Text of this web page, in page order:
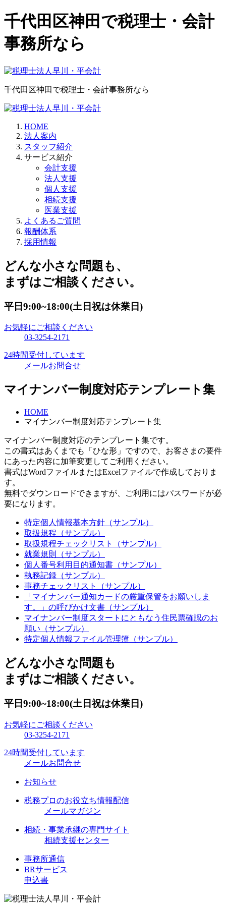
千代田区神田で税理士・会計
事務所なら
千代田区神田で税理士・会計事務所なら
HOME
法人案内
スタッフ紹介
サービス紹介
会計支援
法人支援
個人支援
相続支援
医業支援
よくあるご質問
報酬体系
採用情報
どんな小さな問題も、
まずはご相談ください。
平日9:00~18:00(土日祝は休業日)
お気軽にご相談ください
03-3254-2171
24時間受付しています
メールお問合せ
マイナンバー制度対応テンプレート集
HOME
マイナンバー制度対応テンプレート集
マイナンバー制度対応のテンプレート集です。
この書式はあくまでも「ひな形」ですので、お客さまの要件
にあった内容に加筆変更してご利用ください。
書式はWordファイルまたはExcelファイルで作成しておりま
す。
無料でダウンロードできますが、ご利用にはパスワードが必
要になります。
特定個人情報基本方針（サンプル）
取扱規程（サンプル）
取扱規程チェックリスト（サンプル）
就業規則（サンプル）
個人番号利用目的通知書（サンプル）
執務記録（サンプル）
事務チェックリスト（サンプル）
「マイナンバー通知カードの厳重保管をお願いしま
す。」の呼びかけ文書（サンプル）
マイナンバー制度スタートにともなう住民票確認のお
願い（サンプル）
特定個人情報ファイル管理簿（サンプル）
どんな小さな問題も
まずはご相談ください。
平日9:00~18:00(土日祝は休業日)
お気軽にご相談ください
03-3254-2171
24時間受付しています
メールお問合せ
お知らせ
税務プロのお役立ち情報配信
メールマガジン
相続・事業承継の専門サイト
相続支援センター
事務所通信
BRサービス
申込書